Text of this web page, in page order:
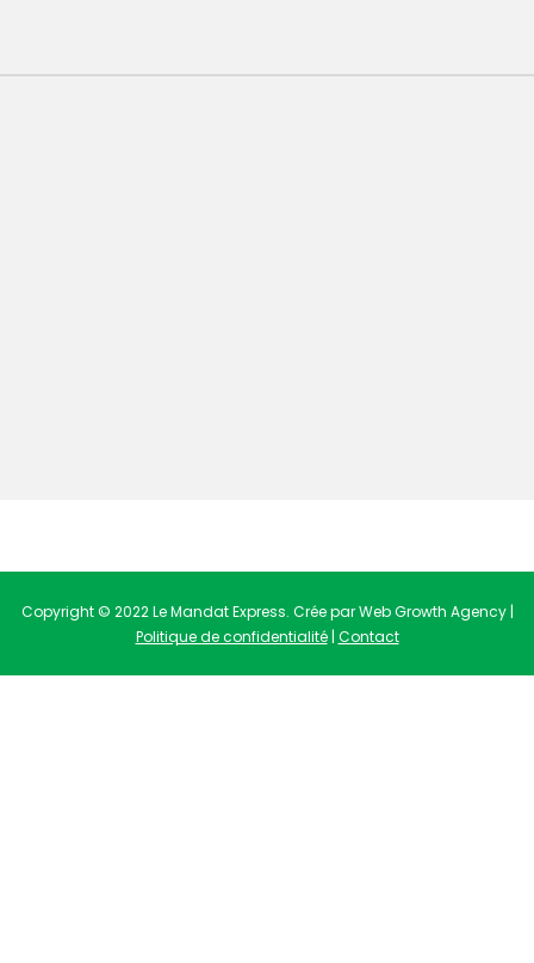
Copyright © 2022 Le Mandat Express. Crée par Web Growth Agency |
Politique de confidentialité| Contact